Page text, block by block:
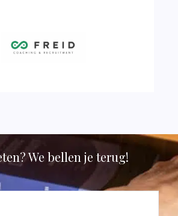
We bellen je terug!